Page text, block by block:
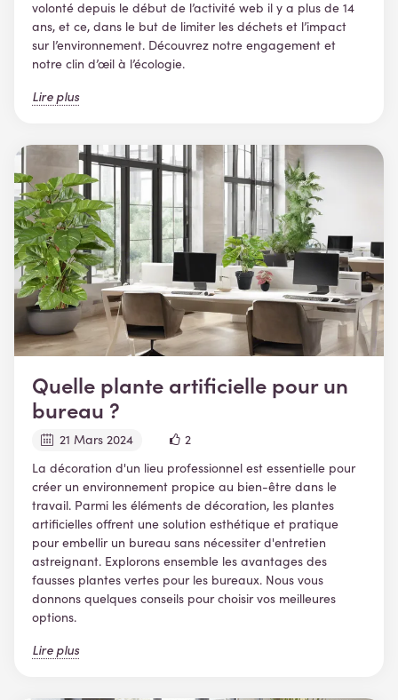
volonté depuis le début de l’activité web il y a plus de 14
ans, et ce, dans le but de limiter les déchets et l’impact
sur l’environnement. Découvrez notre engagement et
notre clin d’œil à l’écologie.
Lire plus
Quelle plante artificielle pour un
bureau ?
21 Mars 2024
2
La décoration d'un lieu professionnel est essentielle pour
créer un environnement propice au bien-être dans le
travail. Parmi les éléments de décoration, les plantes
artificielles offrent une solution esthétique et pratique
pour embellir un bureau sans nécessiter d'entretien
astreignant. Explorons ensemble les avantages des
fausses plantes vertes pour les bureaux. Nous vous
donnons quelques conseils pour choisir vos meilleures
options.
Lire plus